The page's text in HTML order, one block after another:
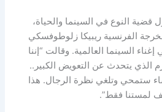
قضية النوع في السينما والحياة،
الفرنسية ريبيكا زلوطوفسكي
السينما العالمية. وقالت “إننا
يتحدث عن التعويض الكبير..
ستمحي وتلغي نظرة الرجال. هذا
لمستنا فقط”.